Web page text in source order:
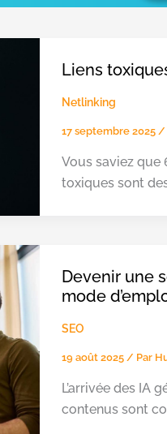
Liens
Netlinking
17 septembre 2025 /
Vous saviez que
toxiques sont
Devenir une
mode
SEO
19 août 2025 / Par
L’arrivée des IA
contenus sont